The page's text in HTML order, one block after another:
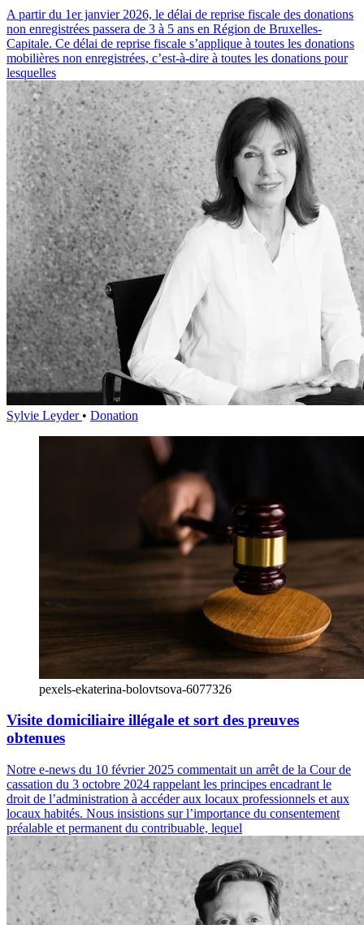
A partir du 1er janvier 2026, le délai de reprise fiscale des donations
non enregistrées passera de 3 à 5 ans en Région de Bruxelles-
Capitale. Ce délai de reprise fiscale s’applique à toutes les donations
mobilières non enregistrées, c’est-à-dire à toutes les donations pour
lesquelles
Sylvie Leyder • Donation
pexels-ekaterina-bolovtsova-6077326
Visite domiciliaire illégale et sort des preuves
obtenues
Notre e-news du 10 février 2025 commentait un arrêt de la Cour de
cassation du 3 octobre 2024 rappelant les principes encadrant le
droit de l’administration à accéder aux locaux professionnels et aux
locaux habités. Nous insistions sur l’importance du consentement
préalable et permanent du contribuable, lequel